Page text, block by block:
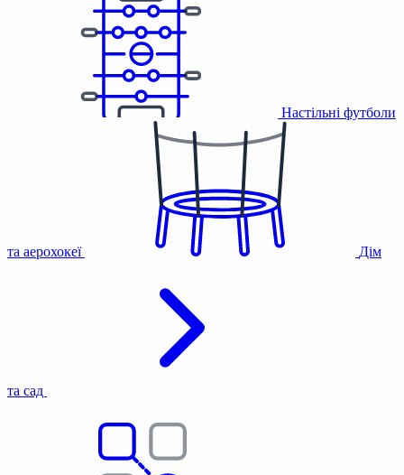
Настільні футболи
та аерохокеї Дім
та сад